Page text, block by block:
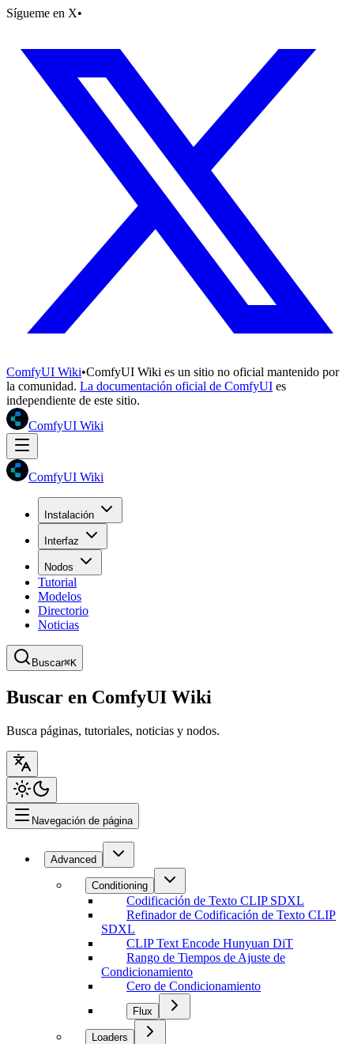
Sígueme en X•
ComfyUI Wiki•ComfyUI Wiki es un sitio no oficial mantenido por
la comunidad. La documentación oficial de ComfyUI es
independiente de este sitio.
ComfyUI Wiki
ComfyUI Wiki
Instalación
Interfaz
Nodos
Tutorial
Modelos
Directorio
Noticias
Buscar⌘K
Buscar en ComfyUI Wiki
Busca páginas, tutoriales, noticias y nodos.
Navegación de página
Advanced
Conditioning
Codificación de Texto CLIP SDXL
Refinador de Codificación de Texto CLIP
SDXL
CLIP Text Encode Hunyuan DiT
Rango de Tiempos de Ajuste de
Condicionamiento
Cero de Condicionamiento
Flux
Loaders